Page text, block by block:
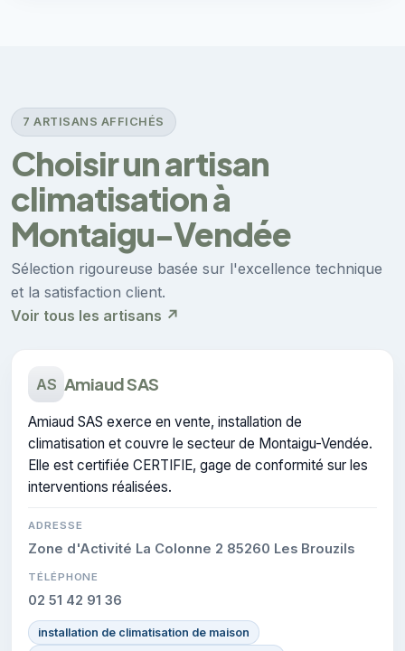
7 ARTISANS AFFICHÉS
Choisir un artisan
climatisation à
Montaigu-Vendée
Sélection rigoureuse basée sur l'excellence technique
et la satisfaction client.
Voir tous les artisans ↗
AS Amiaud SAS
Amiaud SAS exerce en vente, installation de
climatisation et couvre le secteur de Montaigu-Vendée.
Elle est certifiée CERTIFIE, gage de conformité sur les
interventions réalisées.
ADRESSE
Zone d'Activité La Colonne 2 85260 Les Brouzils
TÉLÉPHONE
02 51 42 91 36
installation de climatisation de maison